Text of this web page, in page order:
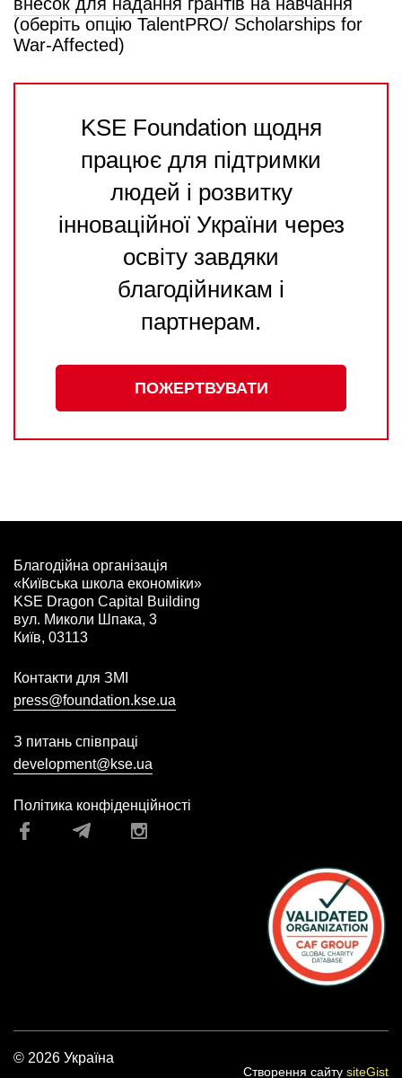
(оберіть опцію TalentPRO/ Scholarships for
War-Affected)
KSE Foundation щодня
працює для підтримки
людей і розвитку
інноваційної України через
освіту завдяки
благодійникам і
партнерам.
ПОЖЕРТВУВАТИ
Благодійна організація
«Київська школа економіки»
KSE Dragon Capital Building
вул. Миколи Шпака, 3
Київ, 03113
Контакти для ЗМІ
press@foundation.kse.ua
З питань співпраці
development@kse.ua
Політика конфіденційності
© 2026 Україна
Створення сайту siteGist